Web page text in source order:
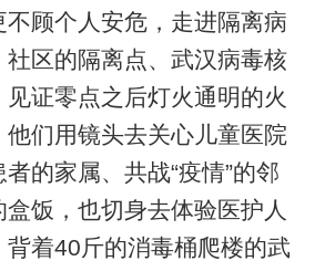
不顾个人安危，走进隔离病
社区的隔离点、武汉病毒核
证零点之后灯火通明的火
们用镜头去关心儿童医院
的家属、共战“疫情”的邻
饭，也切身去体验医护人
背着40斤的消毒桶爬楼的武